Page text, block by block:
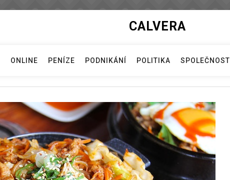
CALVERA
ONLINE PENÍZE PODNIKÁNÍ POLITIKA SPOLEČNOST